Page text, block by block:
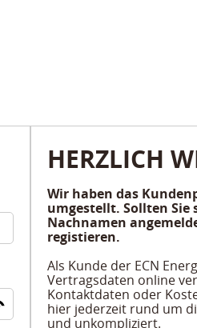
HERZLICH
Wir haben das
umgestellt. Sollten
Nachnamen
registieren.
Als Kunde der ECN
Vertragsdaten online
Kontaktdaten oder
hier jederzeit rund um
und unkompliziert.